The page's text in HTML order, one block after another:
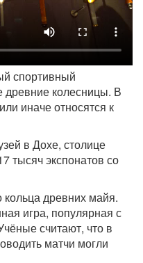
спортивный
древние колесницы. В
иначе относятся к
в Дохе, столице
тысяч экспонатов со
кольца древних майя.
игра, популярная с
считают, что в
матчи могли